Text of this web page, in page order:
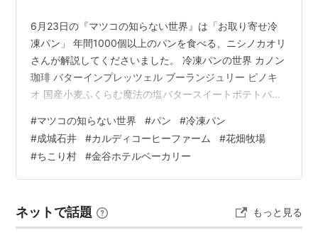
6月23日の『マツコの知らない世界』は「お取り寄せ冷
凍パン」 年間1000個以上のパンを食べる、ニシノカオリ
さんが解説してくださいました。 冷凍パンの世界 カノン
珈琲 バターインプレッツェル ブーランジュリー ピノキ
オ 国産小麦ふくらむ魔法の塩バタースイートポテトパイ
ム セリ・エキスキーズ カヌレ ラ ヴィ デュ パン 岡崎食
パン 成城石井 フランス産冷凍ミニクロワッサン ちこり
村 パン工房 栗きんとん 生食パン 花畑牧場 北海道 十勝
コーンパン パラタ（プレーン）5枚入 BIOSSA フレンチ
#マツコの知らない世界 #パン #冷凍パン
#成城石井 #カルディコーヒーファーム #花畑牧場
#ちこり村 #金谷ホテルベーカリー
ネットで話題 もっと見る